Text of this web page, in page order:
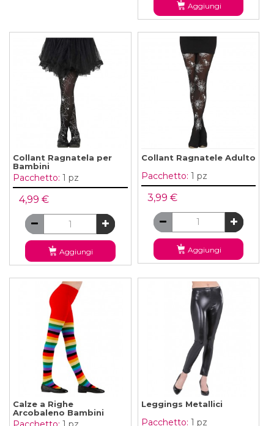
Aggiungi
Collant Ragnatela per
Bambini
Pacchetto: 1 pz
4,99 €
Aggiungi
Collant Ragnatele Adulto
Pacchetto: 1 pz
3,99 €
Aggiungi
Calze a Righe
Arcobaleno Bambini
Leggings Metallici
Pacchetto: 1 pz